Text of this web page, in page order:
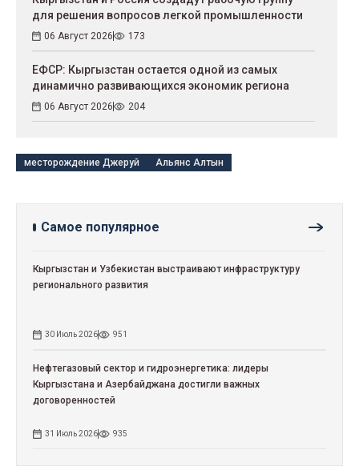
для решения вопросов легкой промышленности
06 Август 2026 173
ЕФСР: Кыргызстан остается одной из самых
динамично развивающихся экономик региона
06 Август 2026 204
месторождение Джеруй Альянс Алтын
Самое популярное
Кыргызстан и Узбекистан выстраивают инфраструктуру
регионального развития
30 Июль 2026 951
Нефтегазовый сектор и гидроэнергетика: лидеры
Кыргызстана и Азербайджана достигли важных
договоренностей
31 Июль 2026 935